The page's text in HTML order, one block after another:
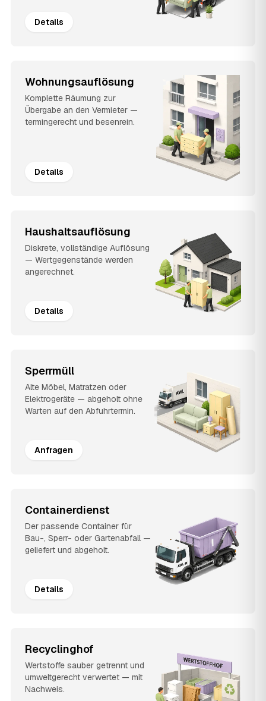
Details
Wohnungsauflösung
Komplette Räumung zur
Übergabe an den Vermieter —
termingerecht und besenrein.
Details
Haushaltsauflösung
Diskrete, vollständige Auflösung
— Wertgegenstände werden
angerechnet.
Details
Sperrmüll
Alte Möbel, Matratzen oder
Elektrogeräte — abgeholt ohne
Warten auf den Abfuhrtermin.
Anfragen
Containerdienst
Der passende Container für
Bau-, Sperr- oder Gartenabfall —
geliefert und abgeholt.
Details
Recyclinghof
Wertstoffe sauber getrennt und
umweltgerecht verwertet — mit
Nachweis.